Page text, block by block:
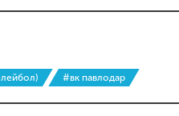
#вк павлодар